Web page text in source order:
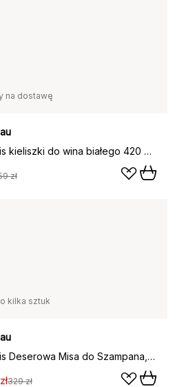
na dostawę
Authentis kieliszki do wina białego 420 ml, 4‑pak, przezroczysty
zł
kilka sztuk
Authentis Deserowa Misa do Szampana, 4 opakowania, przezroczysty
329 zł